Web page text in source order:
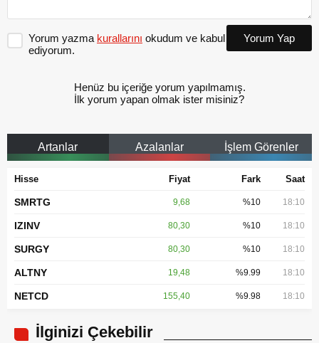
Yorum yazma kurallarını okudum ve kabul
ediyorum.
Yorum Yap
Henüz bu içeriğe yorum yapılmamış.
İlk yorum yapan olmak ister misiniz?
Artanlar Azalanlar İşlem Görenler
Hisse Fiyat Fark Saat
SMRTG 9,68 %10 18:10
IZINV 80,30 %10 18:10
SURGY 80,30 %10 18:10
ALTNY 19,48 %9.99 18:10
NETCD 155,40 %9.98 18:10
İlginizi Çekebilir